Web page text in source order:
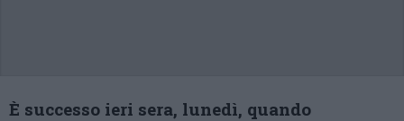
È successo ieri sera, lunedì, quando